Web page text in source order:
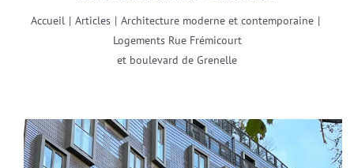
Accueil | Articles | Architecture moderne et contemporaine |
Logements Rue Frémicourt
et boulevard de Grenelle